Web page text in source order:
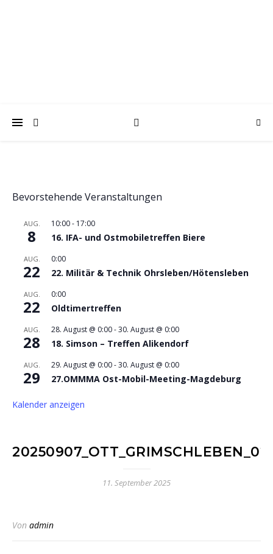
Bevorstehende Veranstaltungen
AUG.
8
10:00- 17:00
16. IFA- und Ostmobiletreffen Biere
AUG.
22
0:00
22. Militär & Technik Ohrsleben/Hötensleben
AUG.
22
0:00
Oldtimertreffen
AUG.
28
28. August @ 0:00-30. August @ 0:00
18. Simson – Treffen Alikendorf
AUG.
29
29. August @ 0:00-30. August @ 0:00
27.OMMMA Ost-Mobil-Meeting-Magdeburg
Kalender anzeigen
11. September 2025
Von admin